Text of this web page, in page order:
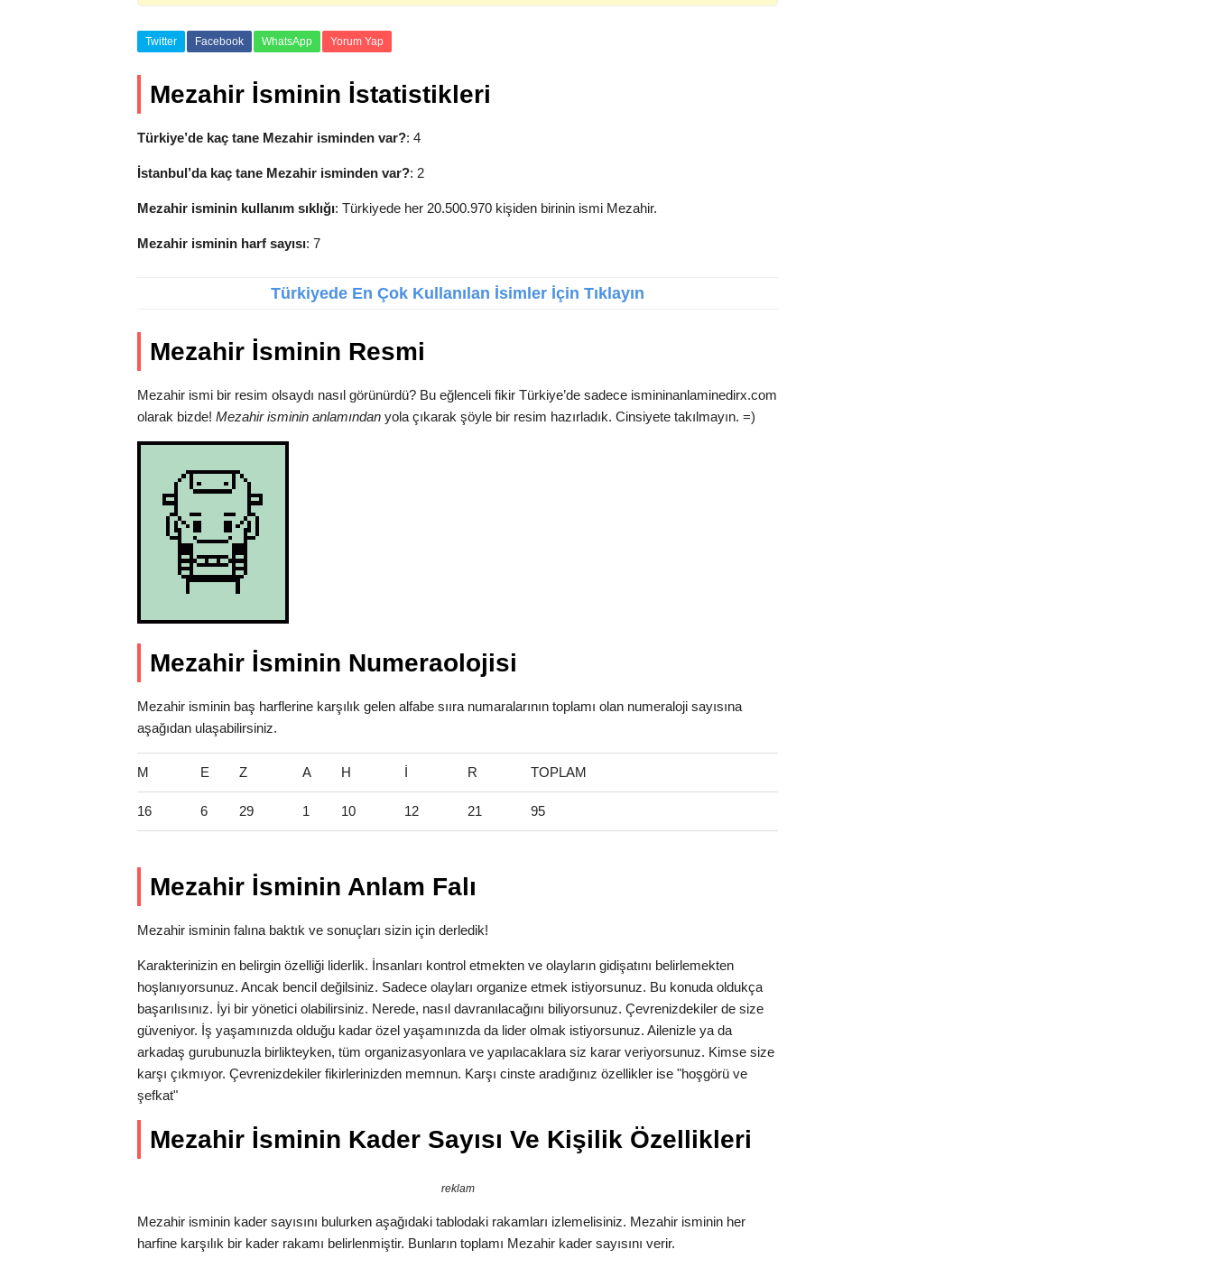
Twitter Facebook WhatsApp Yorum Yap
Mezahir İsminin İstatistikleri
Türkiye’de kaç tane Mezahir isminden var?: 4
İstanbul’da kaç tane Mezahir isminden var?: 2
Mezahir isminin kullanım sıklığı: Türkiyede her 20.500.970 kişiden birinin ismi Mezahir.
Mezahir isminin harf sayısı: 7
Türkiyede En Çok Kullanılan İsimler İçin Tıklayın
Mezahir İsminin Resmi
Mezahir ismi bir resim olsaydı nasıl görünürdü? Bu eğlenceli fikir Türkiye’de sadece ismininanlaminedirx.com
olarak bizde! Mezahir isminin anlamından yola çıkarak şöyle bir resim hazırladık. Cinsiyete takılmayın. =)
Mezahir İsminin Numeraolojisi
Mezahir isminin baş harflerine karşılık gelen alfabe sııra numaralarının toplamı olan numeraloji sayısına
aşağıdan ulaşabilirsiniz.
M E Z A H İ R TOPLAM
16 6 29 1 10 12 21 95
Mezahir İsminin Anlam Falı
Mezahir isminin falına baktık ve sonuçları sizin için derledik!
Karakterinizin en belirgin özelliği liderlik. İnsanları kontrol etmekten ve olayların gidişatını belirlemekten
hoşlanıyorsunuz. Ancak bencil değilsiniz. Sadece olayları organize etmek istiyorsunuz. Bu konuda oldukça
başarılısınız. İyi bir yönetici olabilirsiniz. Nerede, nasıl davranılacağını biliyorsunuz. Çevrenizdekiler de size
güveniyor. İş yaşamınızda olduğu kadar özel yaşamınızda da lider olmak istiyorsunuz. Ailenizle ya da
arkadaş gurubunuzla birlikteyken, tüm organizasyonlara ve yapılacaklara siz karar veriyorsunuz. Kimse size
karşı çıkmıyor. Çevrenizdekiler fikirlerinizden memnun. Karşı cinste aradığınız özellikler ise "hoşgörü ve
şefkat"
Mezahir İsminin Kader Sayısı Ve Kişilik Özellikleri
reklam
Mezahir isminin kader sayısını bulurken aşağıdaki tablodaki rakamları izlemelisiniz. Mezahir isminin her
harfine karşılık bir kader rakamı belirlenmiştir. Bunların toplamı Mezahir kader sayısını verir.